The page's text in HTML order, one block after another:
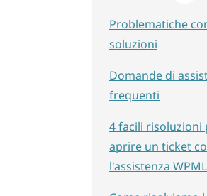
Problematiche
soluzioni
Domande di
frequenti
4 facili risoluzioni
aprire un ticket
l'assistenza WPML